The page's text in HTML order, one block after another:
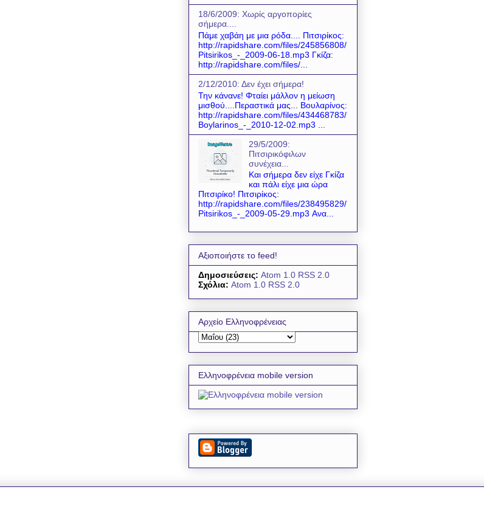
18/6/2009: Χωρίς αργοπορίες
σήμερα....
Πάμε χαβάη με μια ρόδα.... Πιτσιρίκος:
http://rapidshare.com/files/245856808/
Pitsirikos_-_2009-06-18.mp3 Γκίζα:
http://rapidshare.com/files/...
2/12/2010: Δεν έχει σήμερα!
Την κάνανε! Φταίει μάλλον η μείωση
μισθού....Περαστικά μας... Βουλαρίνος:
http://rapidshare.com/files/434468783/
Boylarinos_-_2010-12-02.mp3 ...
29/5/2009:
Πιτσιρικόφιλων
συνέχεια...
Και σήμερα δεν είχε Γκίζα
και πάλι είχε μια ώρα
Πιτσιρίκο! Πιτσιρίκος:
http://rapidshare.com/files/238495829/
Pitsirikos_-_2009-05-29.mp3 Ανα...
Αξιοποιήστε το feed!
Δημοσιεύσεις: Atom 1.0 RSS 2.0
Σχόλια: Atom 1.0 RSS 2.0
Αρχείο Ελληνοφρένειας
Ελληνοφρένεια mobile version